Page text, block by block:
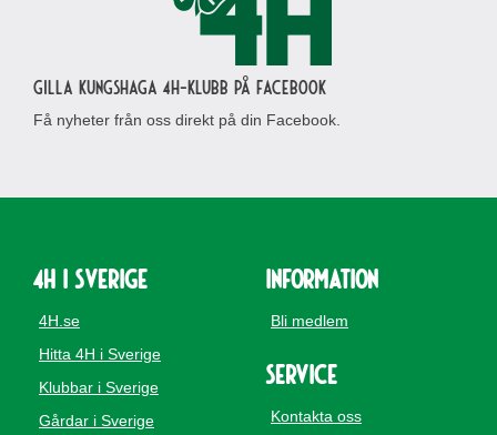
Gilla Kungshaga 4H-klubb på Facebook
Få nyheter från oss direkt på din Facebook.
4H i Sverige
4H.se
Hitta 4H i Sverige
Klubbar i Sverige
Gårdar i Sverige
Information
Bli medlem
Service
Kontakta oss